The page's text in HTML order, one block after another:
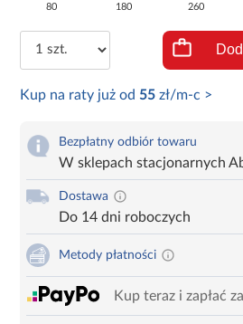
80 180 260
Kup na raty już od 55 zł/m-c >
Bezpłatny odbiór towaru
W sklepach stacjonarnych
Dostawa
Do 14 dni roboczych
Metody płatności
Kup teraz i zapłać